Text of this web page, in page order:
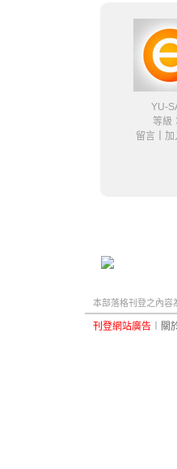
YU-
等級
留言
加
本部落格刊登之內容
刊登網站廣告 關